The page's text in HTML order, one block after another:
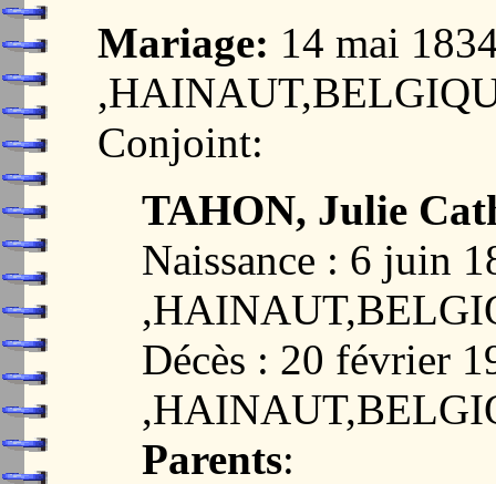
Mariage: 14 mai
Conjoint:
TAHON, Julie
Naissance : 6 juin
Décès : 20 février
Parents: